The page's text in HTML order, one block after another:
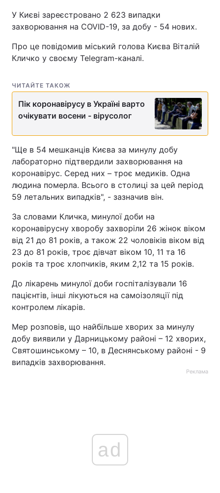
У Києві зареєстровано 2 623 випадки
захворювання на COVID-19, за добу - 54 нових.
Про це повідомив міський голова Києва Віталій
Кличко у своєму Telegram-каналі.
ЧИТАЙТЕ ТАКОЖ
Пік коронавірусу в Україні варто
очікувати восени - вірусолог
"Ще в 54 мешканців Києва за минулу добу
лабораторно підтвердили захворювання на
коронавірус. Серед них – троє медиків. Одна
людина померла. Всього в столиці за цей період
59 летальних випадків", - зазначив він.
За словами Кличка, минулої доби на
коронавірусну хворобу захворіли 26 жінок віком
від 21 до 81 років, а також 22 чоловіків віком від
23 до 81 років, троє дівчат віком 10, 11 та 16
років та троє хлопчиків, яким 2,12 та 15 рокiв.
До лікарень минулої доби госпіталізували 16
пацієнтів, інші лікуються на самоізоляції під
контролем лікарів.
Мер розповів, що найбільше хворих за минулу
добу виявили у Дарницькому районі – 12 хворих,
Святошинському – 10, в Деснянському районі - 9
випадків захворювання.
Реклама
ad